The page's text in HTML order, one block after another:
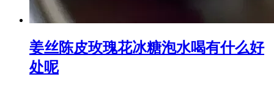
姜丝陈皮玫瑰花冰糖泡水喝有什么好
处呢